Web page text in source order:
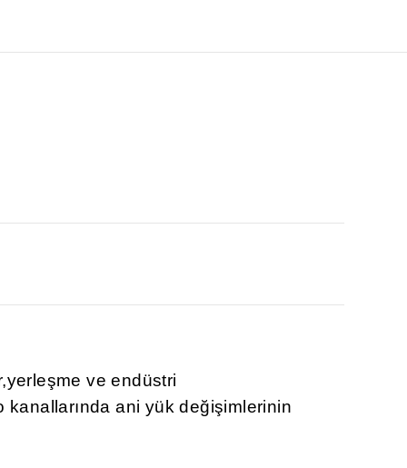
ve endüstri
kanallarında ani yük değişimlerinin